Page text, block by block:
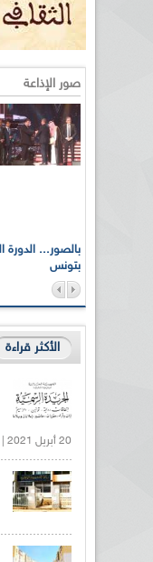
صور الإذاعة
بتونس
الأكثر قراءة
20 أبريل 2021 |